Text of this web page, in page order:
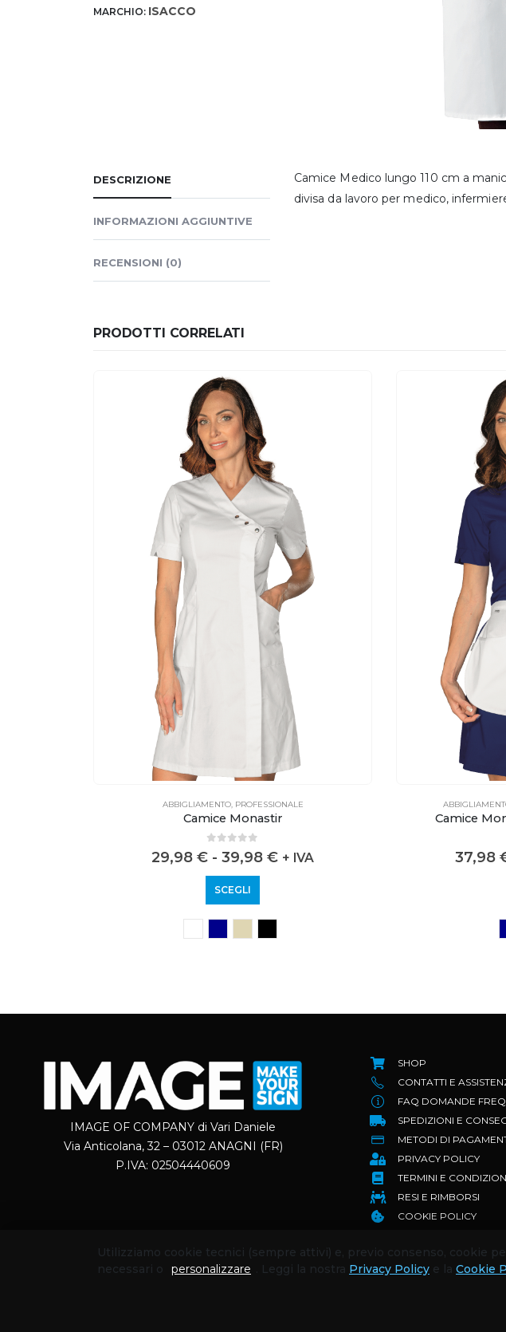
MARCHIO: ISACCO
DESCRIZIONE
INFORMAZIONI AGGIUNTIVE
RECENSIONI (0)
Camice Medico lungo 110 cm a
divisa da lavoro per medico,
PRODOTTI CORRELATI
ABBIGLIAMENTO, PROFESSIONALE
Camice Monastir
out of 5
29,98 € - 39,98 € + IVA
SCEGLI
Camice
37,98
IMAGE OF COMPANY di Vari Daniele
Via Anticolana, 32 – 03012 ANAGNI (FR)
P.IVA: 02504440609
SHOP
CONTATTI E
FAQ DOMANDE
SPEDIZIONI E
METODI DI
PRIVACY POLICY
TERMINI E
RESI E RIMBORSI
COOKIE POLICY
Utilizziamo cookie tecnici (sempre attivi) e, previo consenso, cookie
necessari o
personalizzare . Leggi la nostra Privacy Policy e la Cookie